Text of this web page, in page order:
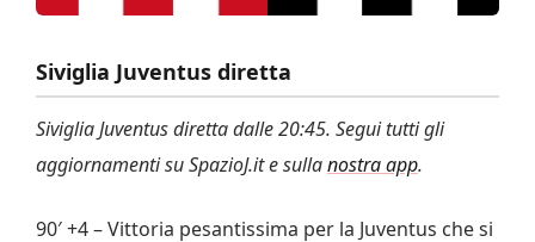
Siviglia Juventus diretta
Siviglia Juventus diretta dalle 20:45. Segui tutti gli
aggiornamenti su SpazioJ.it e sullanostra app.
90′ +4 – Vittoria pesantissima per la Juventus che si